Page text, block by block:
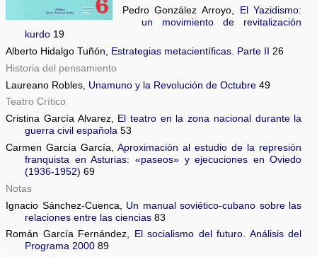
Pedro González Arroyo,
El Yazidismo:
un movimiento de revitalización
kurdo 19
Alberto Hidalgo Tuñón, Estrategias metacientíficas. Parte II
26
Historia del pensamiento
Laureano Robles, Unamuno y la Revolución de Octubre 49
Teatro Crítico
Cristina García Alvarez, El teatro en la zona nacional durante la
guerra civil española 53
Carmen García García,Aproximación al estudio de la represión
franquista en Asturias: «paseos» y ejecuciones en Oviedo
(1936-1952) 69
Notas
Ignacio Sánchez-Cuenca, Un manual soviético-cubano sobre las
relaciones entre las ciencias 83
Román García Fernández,
El socialismo del futuro. Análisis del
Programa 2000 89